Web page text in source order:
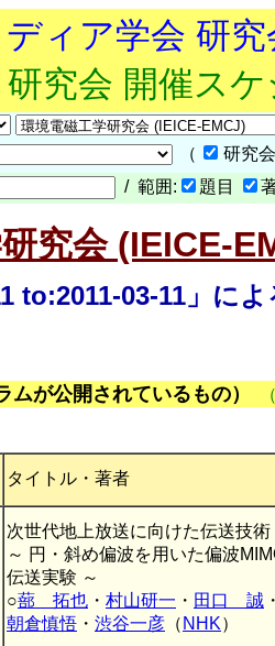
ィア学会 研
研究会 開催ス
（
研究
/ 範囲: 題目
究会 (IEICE-
to:2011-03-11」に
が公開されているもの）
タイトル・著者
次世代地上放送に向けた伝送技術
～ 円・斜め偏波を用いた偏波
伝送実験 ～
○蔀 拓也 ・ 村山研一 ・ 田口 誠
朝倉慎悟 ・ 渋谷一彦 （ NHK）